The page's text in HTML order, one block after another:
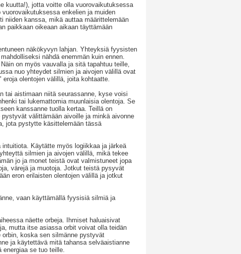
kuutta!), jotta voitte olla vuorovaikutuksessa
enkelien ja muiden
niiden kanssa, mikä auttaa määrittelemään
paikkaan oikeaan aikaan täyttämään
näkökyvyn lahjan. Yhteyksiä fyysisten
nähdä enemmän kuin ennen.
on myös vauvalla ja sitä tapahtuu teille,
nuo yhteydet silmien ja aivojen välillä ovat
olentojen välillä, joita kohtaatte.
tai aistimaan niitä seurassanne, kyse voisi
tai lukemattomia muunlaisia olentoja. Se
kanssanne tuolla kertaa. Teillä on
välittämään aivoille ja minkä aivonne
jota pystytte käsittelemään tässä
Käytätte myös logiikkaa ja järkeä
silmien ja aivojen välillä, mikä tekee
jo ja monet teistä ovat valmistuneet jopa
värejä ja muotoja. Jotkut teistä pysyvät
eron erilaisten olentojen välillä ja jotkut
vaan käyttämällä fyysisiä silmiä ja
näette orbeja. Ihmiset haluaisivat
mutta itse asiassa orbit voivat olla teidän
orbin, koska sen silmänne pystyvät
ja käytettävä mitä tahansa selväaistianne
se tuo teille.